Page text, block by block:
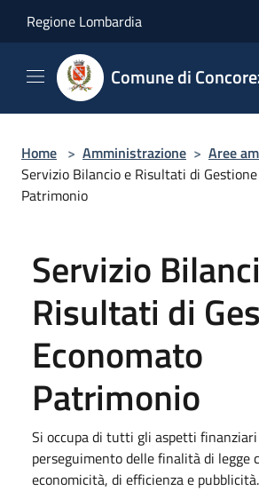
Regione Lombardia
Comune di
Home > Amministrazione > Aree
Servizio Bilancio e Risultati di
Patrimonio
Servizio
Risultati di
Economato
Patrimonio
Si occupa di tutti gli aspetti
perseguimento delle finalità di legge
economicità, di efficienza e pubblicità.